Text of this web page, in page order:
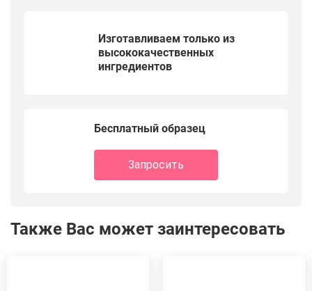
Изготавливаем только из
высококачественных
ингредиентов
Бесплатный образец
Запросить
Также Вас может заинтересовать